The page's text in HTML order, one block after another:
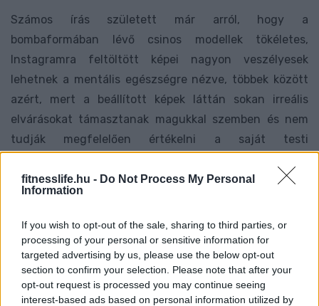
fitnesslife.hu - Do Not Process My Personal
Information
If you wish to opt-out of the sale, sharing to third parties, or
processing of your personal or sensitive information for
targeted advertising by us, please use the below opt-out
section to confirm your selection. Please note that after your
opt-out request is processed you may continue seeing
interest-based ads based on personal information utilized by
Számos írás született már arról, hogy a
bombaformában lévő csinos modellek tökéletes,
Instagramra feltöltött képei nagyon veszélyesek
lehetnek a mentális egészségre nézve, többek között
azért, mert a beállított képek láttán sokan irreális
elvárásokat támasztanak magukkal szemben és nem
tudják megfelelően értékelni a saját testi
Çeçen mutatja meg a hamis tökéletesség és a valóság
A közösségi oldalra feltöltött képein azt demonstrálja,
hogyan szokott ülni alapjáraton egy medence szélén,
hogyan pózolnak az instagram sztárok és mennyit is
számít a megvilágítás.